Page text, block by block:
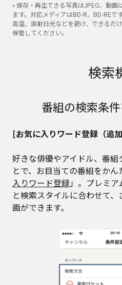
• 保存・再生できる写真はJPEG、動画
ます。対応メディアはBD-R、BD-REで
高温、直射日光などを避け、できるだ
保管してください。
検索
番組の検索条
[お気に入りワード登録（追
好きな俳優やアイドル、番
とで、お目当ての番組をか
入りワード登録」。プレミア
と検索スタイルに合わせて
画ができます。